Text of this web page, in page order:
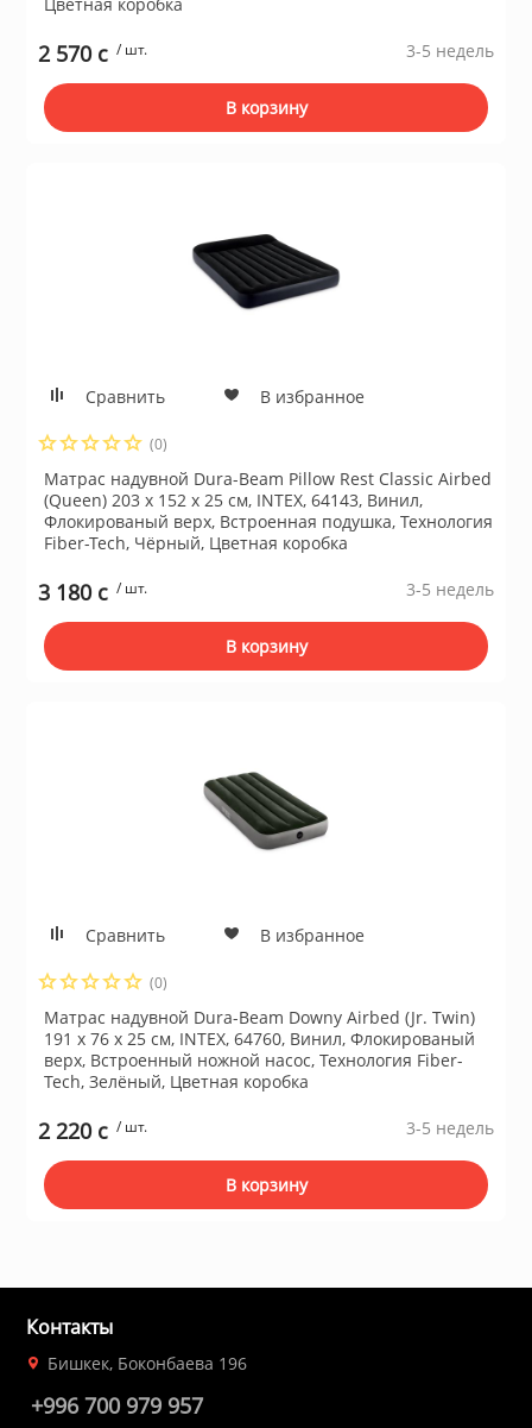
2 570 c / шт. 3-5 недель
В корзину
Сравнить В избранное
(0)
Матрас надувной Dura-Beam Pillow Rest Classic Airbed
(Queen) 203 х 152 х 25 см, INTEX, 64143, Винил,
Флокированый верх, Встроенная подушка, Технология
Fiber-Tech, Чёрный, Цветная коробка
3 180 c / шт. 3-5 недель
В корзину
Сравнить В избранное
(0)
Матрас надувной Dura-Beam Downy Airbed (Jr. Twin)
191 х 76 х 25 см, INTEX, 64760, Винил, Флокированый
верх, Встроенный ножной насос, Технология Fiber-
Tech, Зелёный, Цветная коробка
2 220 c / шт. 3-5 недель
В корзину
Контакты
Бишкек, Боконбаева 196
+996 700 979 957